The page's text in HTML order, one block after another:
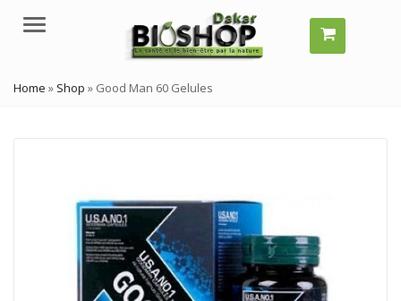
Menu
Home » Shop » Good Man 60 Gelules